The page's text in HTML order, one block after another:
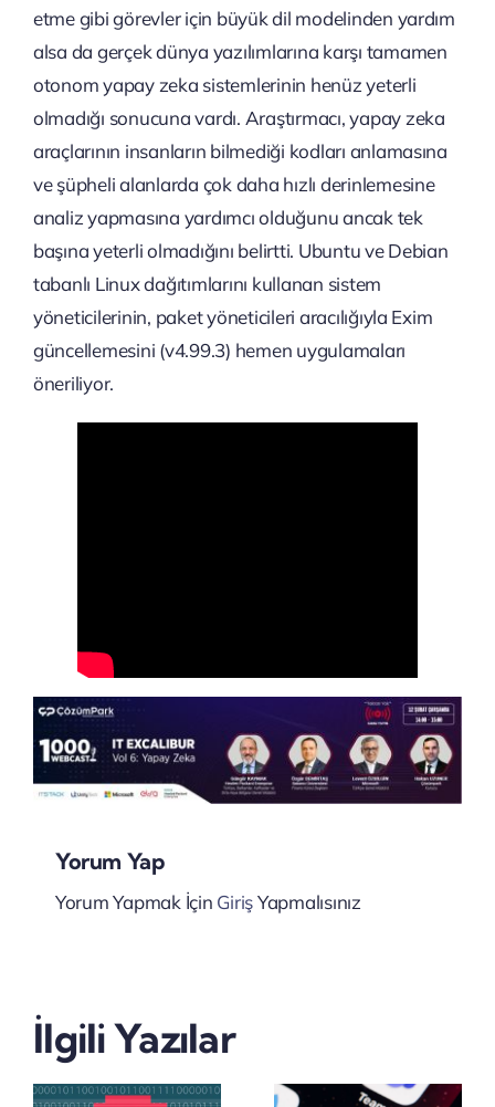
etme gibi görevler için büyük dil modelinden yardım
alsa da gerçek dünya yazılımlarına karşı tamamen
otonom yapay zeka sistemlerinin henüz yeterli
olmadığı sonucuna vardı. Araştırmacı, yapay zeka
araçlarının insanların bilmediği kodları anlamasına
ve şüpheli alanlarda çok daha hızlı derinlemesine
analiz yapmasına yardımcı olduğunu ancak tek
başına yeterli olmadığını belirtti. Ubuntu ve Debian
tabanlı Linux dağıtımlarını kullanan sistem
yöneticilerinin, paket yöneticileri aracılığıyla Exim
güncellemesini (v4.99.3) hemen uygulamaları
öneriliyor.
Yorum Yap
Yorum Yapmak İçin GirişYapmalısınız
İlgili Yazılar
SharePoint
Şirketlere